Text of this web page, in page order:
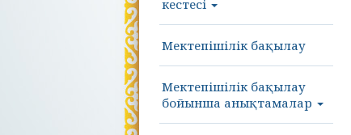
кестесі
Мектепішілік бақылау
Мектепішілік бақылау
бойынша анықтамалар